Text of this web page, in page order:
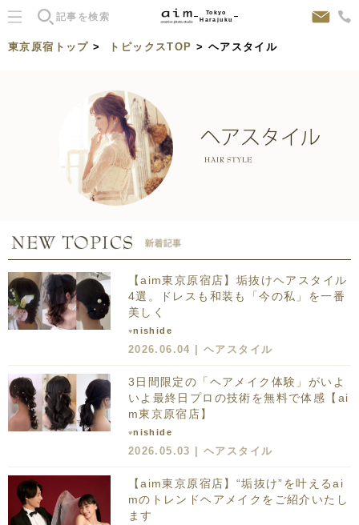
Tokyo
Harajuku
東京原宿トップ > トピックスTOP > ヘアスタイル
【aim東京原宿店】垢抜けヘアスタイル
4選。ドレスも和装も「今の私」を一番
美しく
♥nishide
2026.06.04 | ヘアスタイル
3日間限定の「ヘアメイク体験」がいよ
いよ最終日 プロの技術を無料で体感【ai
m東京原宿店】
♥nishide
2026.05.03 | ヘアスタイル
【aim東京原宿店】“垢抜け”を叶えるai
mのトレンドヘアメイクをご紹介いたし
ます